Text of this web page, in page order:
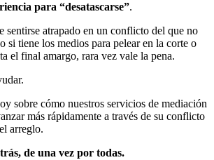
para “desatascarse”.
sentirse atrapado en un conflicto del que no
si tiene los medios para pelear en la corte o
el final amargo, rara vez vale la pena.
sobre cómo nuestros servicios de mediación
más rápidamente a través de su conflicto
arreglo.
de una vez por todas.